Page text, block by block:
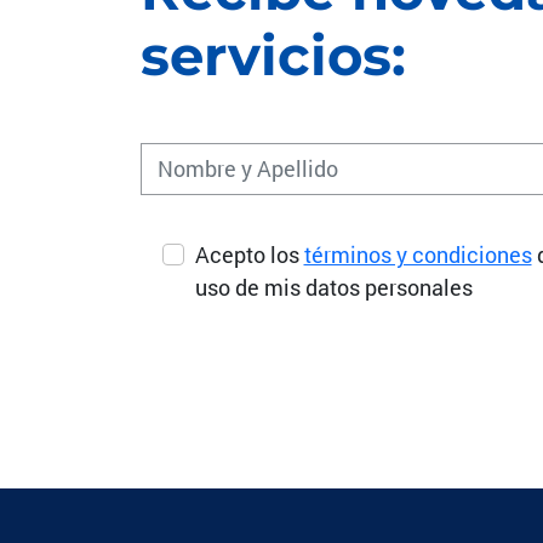
servicios:
Acepto lostérminos y condiciones
uso de mis datos personales